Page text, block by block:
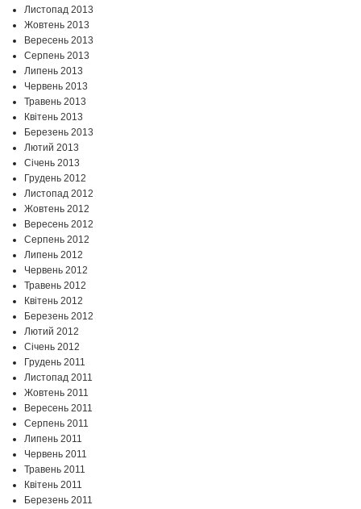
Листопад 2013
Жовтень 2013
Вересень 2013
Серпень 2013
Липень 2013
Червень 2013
Травень 2013
Квітень 2013
Березень 2013
Лютий 2013
Січень 2013
Грудень 2012
Листопад 2012
Жовтень 2012
Вересень 2012
Серпень 2012
Липень 2012
Червень 2012
Травень 2012
Квітень 2012
Березень 2012
Лютий 2012
Січень 2012
Грудень 2011
Листопад 2011
Жовтень 2011
Вересень 2011
Серпень 2011
Липень 2011
Червень 2011
Травень 2011
Квітень 2011
Березень 2011